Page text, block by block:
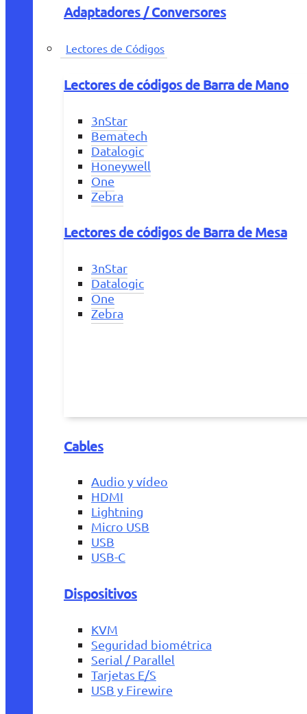
Adaptadores / Conversores
Lectores de Códigos
Lectores de códigos de Barra de Mano
3nStar
Bematech
Datalogic
Honeywell
One
Zebra
Lectores de códigos de Barra de Mesa
3nStar
Datalogic
One
Zebra
Cables
Audio y vídeo
HDMI
Lightning
Micro USB
USB
USB-C
Dispositivos
KVM
Seguridad biométrica
Serial / Parallel
Tarjetas E/S
USB y Firewire